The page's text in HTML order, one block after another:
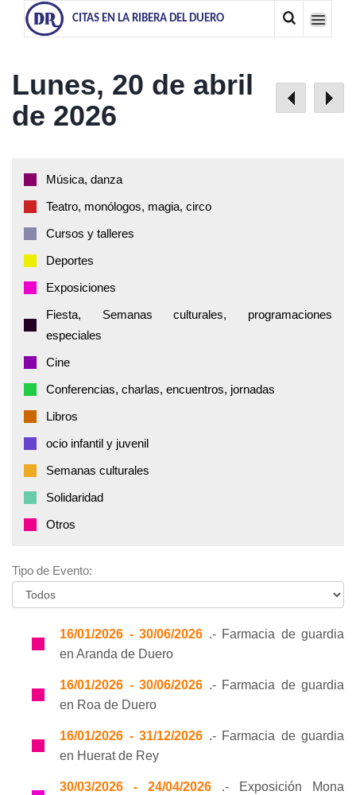
CITAS EN LA RIBERA DEL DUERO
Lunes, 20 de abril
de 2026
Música, danza
Teatro, monólogos, magia, circo
Cursos y talleres
Deportes
Exposiciones
Fiesta, Semanas culturales, programaciones
especiales
Cine
Conferencias, charlas, encuentros, jornadas
Libros
ocio infantil y juvenil
Semanas culturales
Solidaridad
Otros
Tipo de Evento:
16/01/2026 - 30/06/2026 .- Farmacia de guardia
en Aranda de Duero
16/01/2026 - 30/06/2026 .- Farmacia de guardia
en Roa de Duero
16/01/2026 - 31/12/2026 .- Farmacia de guardia
en Huerat de Rey
30/03/2026 - 24/04/2026 .- Exposición Mona